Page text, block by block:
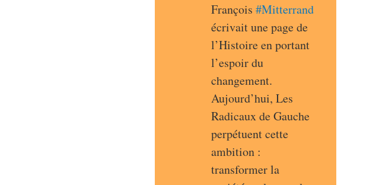
François #Mitterrand
écrivait une page de
l’Histoire en portant
l’espoir du
changement.
Aujourd’hui, Les
Radicaux de Gauche
perpétuent cette
ambition :
transformer la